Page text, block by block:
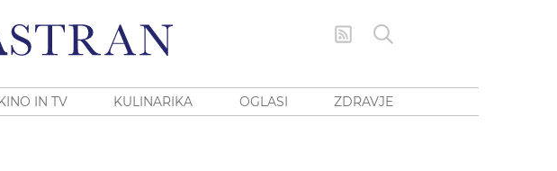
IN TV KULINARIKA OGLASI ZDRAVJE